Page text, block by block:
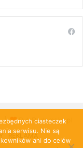
| PulsRadomska.pl
REKLAMA
ciasteczek
serwisu. Nie są
ani do celów